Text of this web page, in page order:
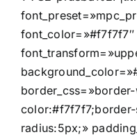
font_color=»#f7f7f7″
radius:5px;»